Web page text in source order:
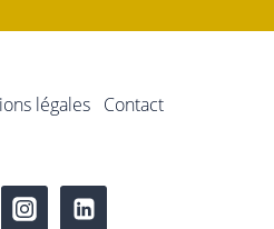
légales Contact